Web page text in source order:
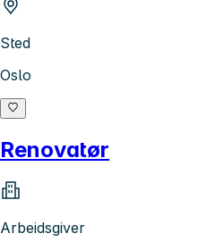
Sted
Oslo
Renovatør
Arbeidsgiver